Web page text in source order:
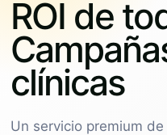
ROI de
clínicas
Un servicio premium